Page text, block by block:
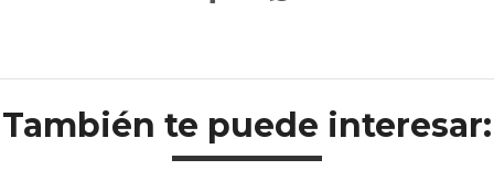
También te puede interesar: